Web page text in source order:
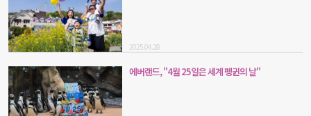
2025.04.28
에버랜드, "4월 25일은 세계 펭귄의 날"